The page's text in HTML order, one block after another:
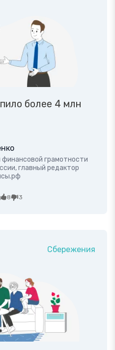
более 4 млн
грамотности
главный редактор
8 3
Сбережения